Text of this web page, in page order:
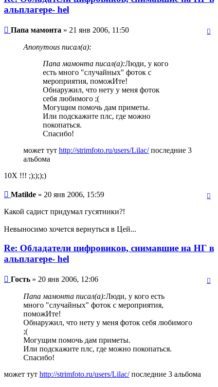
альплагере- hel
Папа мамонта » 21 янв 2006, 11:50
Anonymous писал(а):
Папа мамонта писал(а):Люди, у кого
есть много "случайных" фоток с
мероприятия, поможИте!
Обнаружил, что нету у меня фоток
себя любимого ;(
Могущим помочь дам приметы.
Или подскажите плс, где можно
покопаться.
Спасибо!
может тут http://strimfoto.ru/users/Lilac/последние 3
альбома
10Х !!! ;);););)
Matilde » 20 янв 2006, 15:59
Какой садист придумал гусятники?!
Невыносимо хочется вернуться в Цей...
Re: Обладатели цифровиков, снимавшие на НГ в
альплагере- hel
Гость » 20 янв 2006, 12:06
Папа мамонта писал(а):Люди, у кого есть
много "случайных" фоток с мероприятия,
поможИте!
Обнаружил, что нету у меня фоток себя любимого
;(
Могущим помочь дам приметы.
Или подскажите плс, где можно покопаться.
Спасибо!
может тут http://strimfoto.ru/users/Lilac/последние 3 альбома